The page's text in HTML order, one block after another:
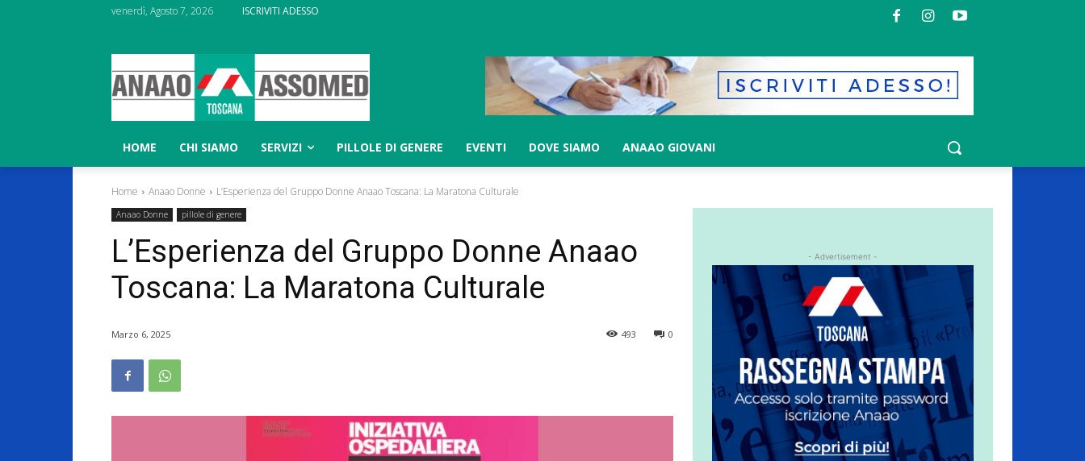
venerdì, Agosto 7, 2026 ISCRIVITI ADESSO
HOME CHI SIAMO SERVIZI PILLOLE DI GENERE EVENTI DOVE SIAMO ANAAO GIOVANI
Home Anaao Donne L’Esperienza del Gruppo Donne Anaao Toscana: La Maratona Culturale
Anaao Donne pillole di genere
L’Esperienza del Gruppo Donne Anaao
Toscana: La Maratona Culturale
Marzo 6, 2025 0
493
- Advertisement -